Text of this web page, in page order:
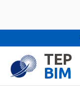
TEP
BIM